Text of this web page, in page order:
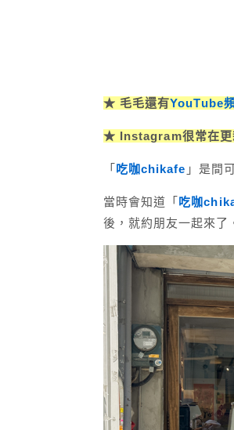
★ 毛毛還有YouTube
★ Instagram很常在更
「 吃咖chikafe 」是間
當時會知道「 吃咖
後，就約朋友一起來了